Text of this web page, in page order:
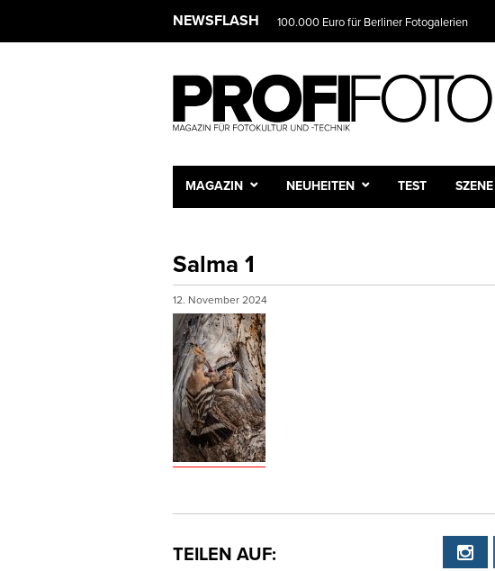
NEWSFLASH 100.000 Euro für Berliner Fotogalerien
MAGAZIN NEUHEITEN TEST SZENE
Salma 1
12. November 2024
TEILEN AUF: